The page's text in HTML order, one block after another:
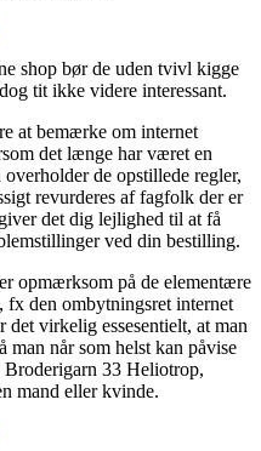
shop bør de uden tvivl kigge
tit ikke videre interessant.
at bemærke om internet
det længe har været en
de opstillede regler,
revurderes af fagfolk der er
det dig lejlighed til at få
ved din bestilling.
opmærksom på de elementære
fx den ombytningsret internet
virkelig essesentielt, at man
man når som helst kan påvise
33 Heliotrop,
mand eller kvinde.